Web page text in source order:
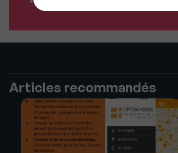
Articles recommandés